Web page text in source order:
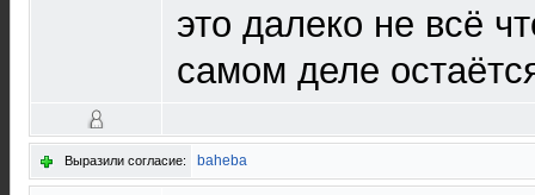
это далеко не всё
самом деле
Выразили согласие: baheba